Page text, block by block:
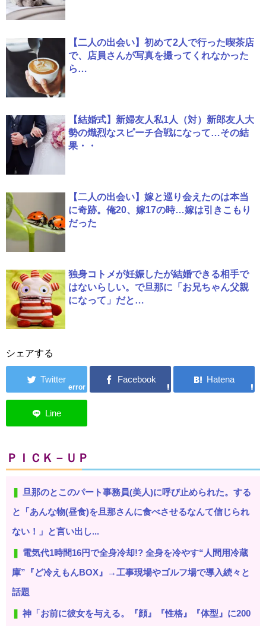
【二人の出会い】初めて2人で行った喫茶店
で、店員さんが写真を撮ってくれなかった
ら…
【結婚式】新婦友人私1人（対）新郎友人大
勢の熾烈なスピーチ合戦になって…その結
果・・
【二人の出会い】嫁と巡り会えたのは本当
に奇跡。俺20、嫁17の時…嫁は引きこもり
だった
独身コトメが妊娠したが結婚できる相手で
はないらしい。で旦那に「お兄ちゃん父親
になって」だと…
シェアする
error
ＰＩＣＫ－ＵＰ
旦那のとこのパート事務員(美人)に呼び止められた。する
と「あんな物(昼食)を旦那さんに食べさせるなんて信じられ
ない！」と言い出し...
電気代1時間16円で全身冷却!? 全身を冷やす“人間用冷蔵
庫”『ど冷えもんBOX』→工事現場やゴルフ場で導入続々と
話題
神「お前に彼女を与える。『顔』『性格』『体型』に200